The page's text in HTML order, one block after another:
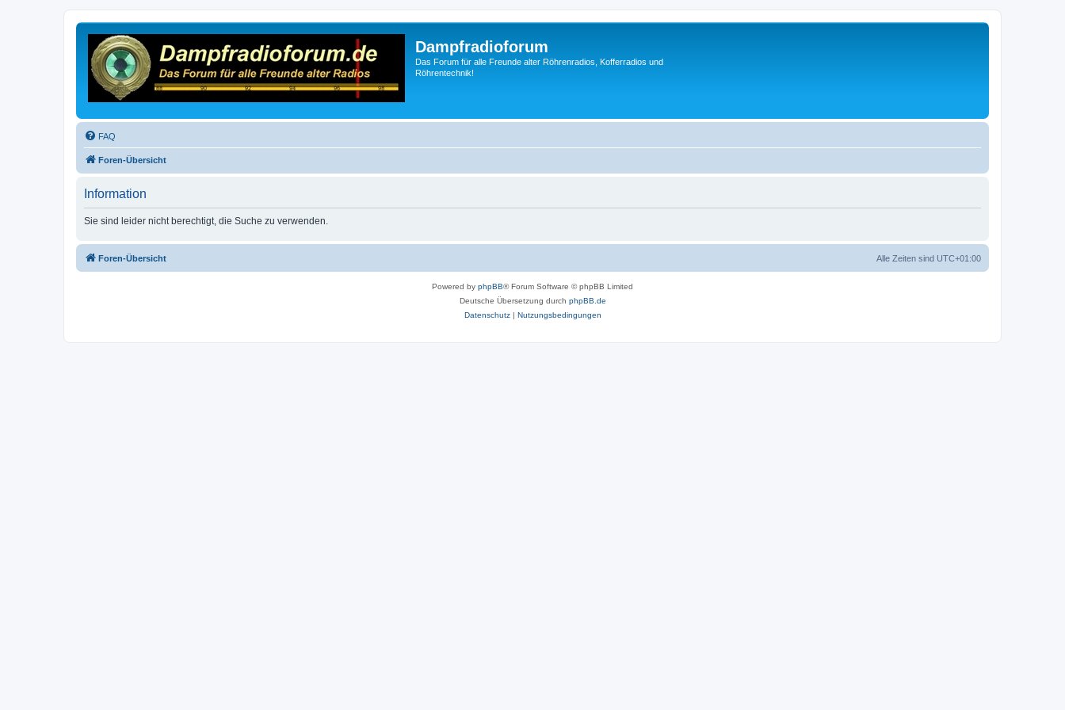
Dampfradioforum
Das Forum für alle Freunde alter Röhrenradios, Kofferradios und
Röhrentechnik!
FAQ
Foren-Übersicht
Information
Sie sind leider nicht berechtigt, die Suche zu verwenden.
Foren-Übersicht Alle Zeiten sind UTC+01:00
Powered by phpBB® Forum Software © phpBB Limited
Deutsche Übersetzung durch phpBB.de
Datenschutz| Nutzungsbedingungen